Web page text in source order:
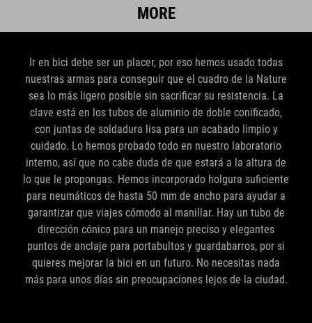
MORE
Ir en bici debe ser un placer, por eso hemos usado todas
nuestras armas para conseguir que el cuadro de la Nature
sea lo más ligero posible sin sacrificar su resistencia. La
clave está en los tubos de aluminio de doble conificado,
con juntas de soldadura lisa para un acabado limpio y
cuidado. Lo hemos probado todo en nuestro laboratorio
interno, así que no cabe duda de que estará a la altura de
lo que le propongas. Hemos incorporado holgura suficiente
para neumáticos de hasta 50 mm de ancho para ayudar a
garantizar que viajes cómodo al manillar. Hay un tubo de
dirección cónico para un manejo preciso y elegantes
puntos de anclaje para portabultos y guardabarros, por si
quieres mejorar la bici en un futuro. No necesitas nada
más para unos días sin preocupaciones lejos de la ciudad.